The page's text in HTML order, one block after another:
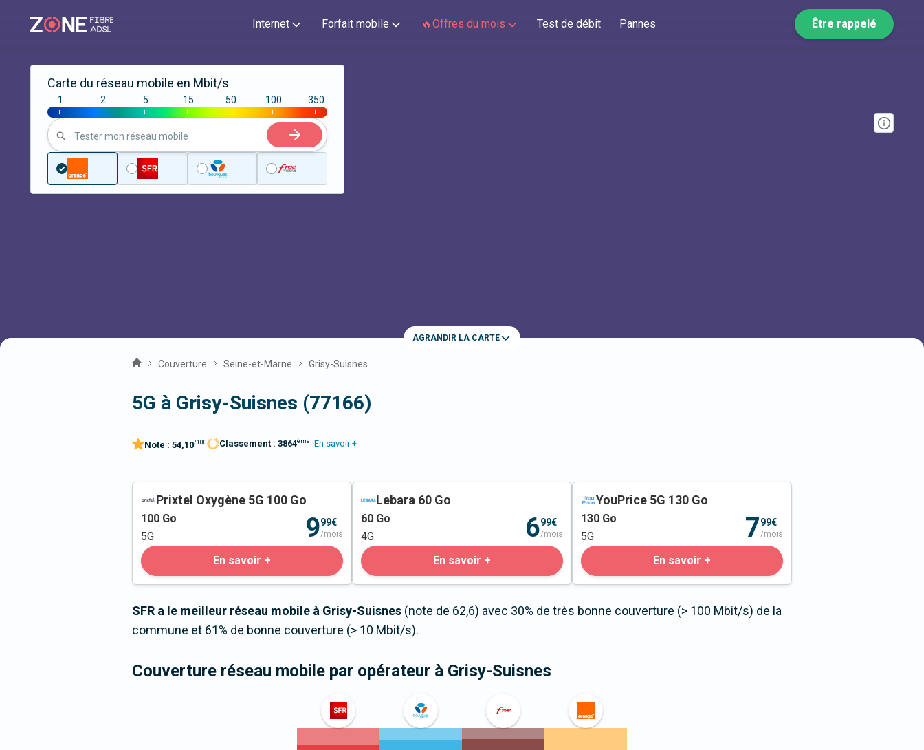
Internet Forfait mobile 🔥Offres du mois Test de débit Pannes Être rappelé
Carte du réseau mobile en Mbit/s
|
1
|
2
|
5
|
15
|
50
|
100
|
350
Tester mon réseau mobile
AGRANDIR LA CARTE
Couverture Seine-et-Marne Grisy-Suisnes
5G à Grisy-Suisnes (77166)
Note : 54,10/100 Classement : 3864ème En savoir +
Prixtel Oxygène 5G 100 Go
100 Go
5G
999€
/mois
En savoir +
Lebara 60 Go
60 Go
4G
699€
/mois
En savoir +
YouPrice 5G 130 Go
130 Go
5G
799€
/mois
En savoir +
SFR a le meilleur réseau mobile à Grisy-Suisnes (note de 62,6) avec 30% de très bonne couverture (> 100 Mbit/s) de la
commune et 61% de bonne couverture (> 10 Mbit/s).
Couverture réseau mobile par opérateur à Grisy-Suisnes